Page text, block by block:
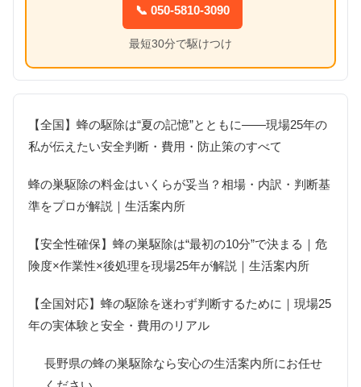
📞 050-5810-3090
最短30分で駆けつけ
【全国】蜂の駆除は“夏の記憶”とともに――現場25年の
私が伝えたい安全判断・費用・防止策のすべて
蜂の巣駆除の料金はいくらが妥当？相場・内訳・判断基
準をプロが解説｜生活案内所
【安全性確保】蜂の巣駆除は“最初の10分”で決まる｜危
険度×作業性×後処理を現場25年が解説｜生活案内所
【全国対応】蜂の駆除を迷わず判断するために｜現場25
年の実体験と安全・費用のリアル
長野県の蜂の巣駆除なら安心の生活案内所にお任せ